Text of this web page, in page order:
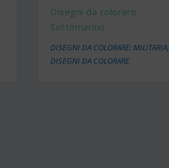
Disegni da colorare:
Sottomarino
DISEGNI DA COLORARE: MILITARIA,
DISEGNI DA COLORARE